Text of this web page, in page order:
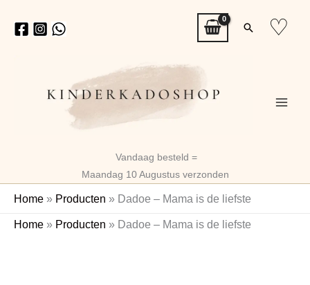
naar
Zoeken
♡
Vandaag besteld =
Maandag 10 Augustus verzonden
Home » Producten » Dadoe – Mama is de liefste
Home » Producten » Dadoe – Mama is de liefste
Dadoe